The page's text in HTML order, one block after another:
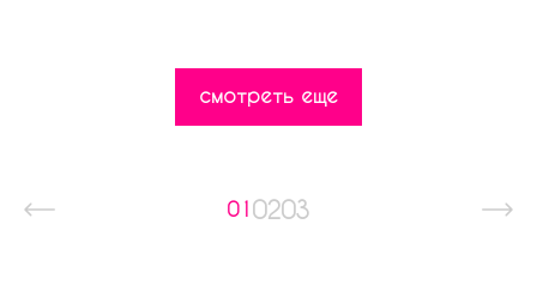
смотреть еще
01 0203